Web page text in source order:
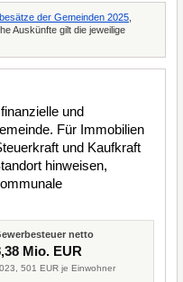
der Gemeinden 2025
Auskünfte gilt die jeweilige
und
Für Immobilien
und Kaufkraft
hinweisen,
netto
Mio. EUR
501 EUR je Einwohner